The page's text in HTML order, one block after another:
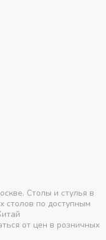
Столы и стулья в
столов по доступным
от цен в розничных